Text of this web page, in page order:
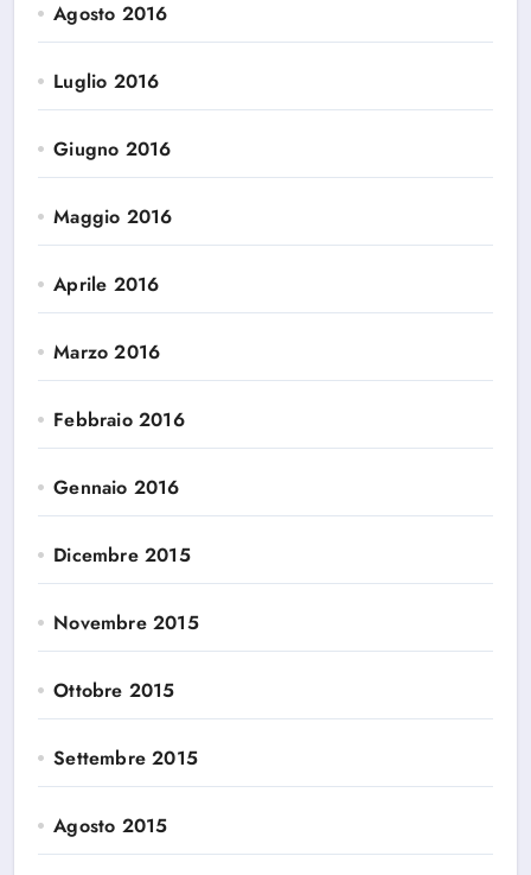
Agosto 2016
Luglio 2016
Giugno 2016
Maggio 2016
Aprile 2016
Marzo 2016
Febbraio 2016
Gennaio 2016
Dicembre 2015
Novembre 2015
Ottobre 2015
Settembre 2015
Agosto 2015